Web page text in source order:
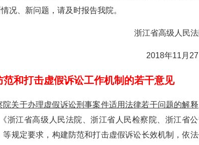
况、新问题，请及时报告我院。
浙江省高级人民
2018年11月27
和打击虚假诉讼工作机制的若干意见
关于办理虚假诉讼刑事案件适用法律若干问题的解释
浙江省高级人民法院、浙江省人民检察院、浙江省
规定要求，构建防范和打击虚假诉讼长效机制，依